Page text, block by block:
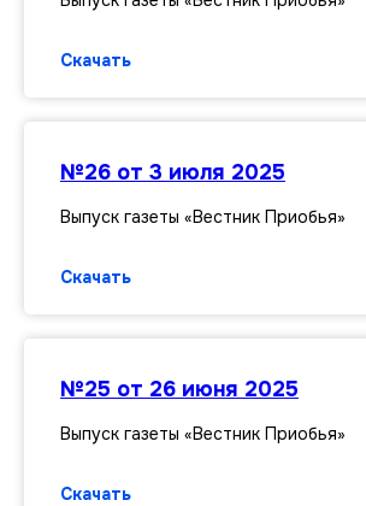
Скачать
№26 от 3 июля 2025
Выпуск газеты «Вестник Приобья»
Скачать
№25 от 26 июня 2025
Выпуск газеты «Вестник Приобья»
Скачать